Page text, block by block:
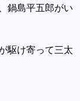
鍋島平五郎がい
駆け寄って三太